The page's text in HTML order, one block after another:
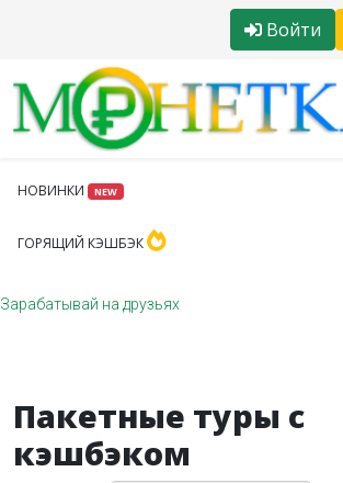
Войти
НОВИНКИ NEW
ГОРЯЩИЙ КЭШБЭК
Зарабатывай на друзьях
Пакетные туры с
кэшбэком